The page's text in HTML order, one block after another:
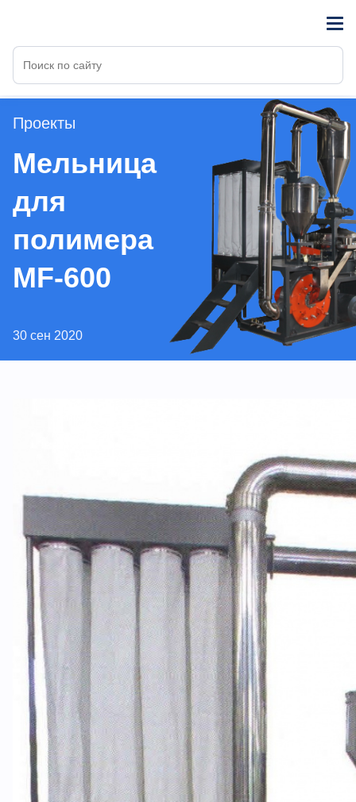
Проекты
Мельница
для
полимера
MF-600
30 сен 2020